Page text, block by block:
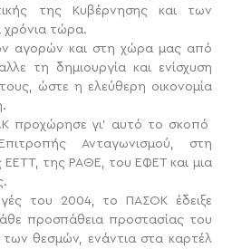
της Κυβέρνησης και των
χρόνια τώρα.
αγορών και στη χώρα μας από
τη δημιουργία και ενίσχυση
ώστε η ελεύθερη οικονομία
προχώρησε γι’ αυτό το σκοπό
Ανταγωνισμού, στη
ΕΕΤΤ, της ΡΑΘΕ, του ΕΦΕΤ και μια
του 2004, το ΠΑΣΟΚ έδειξε
προσπάθεια προστασίας του
των θεσμών, ενάντια στα καρτέλ